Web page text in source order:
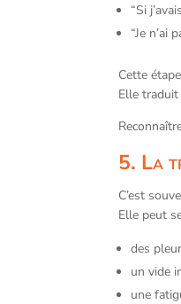
“Si
“Je n’ai
Cette
Elle traduit
5. La
C’est
Elle peut
des
un vide
une